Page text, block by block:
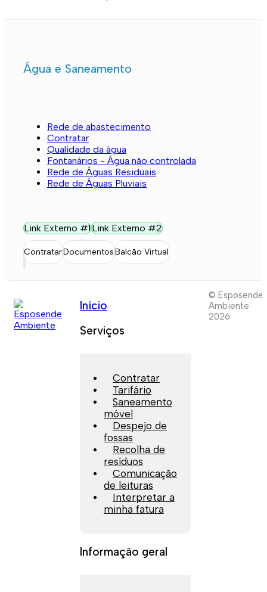
Água e Saneamento
Rede de abastecimento
Contratar
Qualidade da água
Fontanários - Água não controlada
Rede de Águas Residuais
Rede de Águas Pluviais
Link Externo #1Link Externo #2
ContratarDocumentosBalcão Virtual
Início
Serviços
Contratar
Tarifário
Saneamento
móvel
Despejo de
fossas
Recolha de
resíduos
Comunicação
de leituras
Interpretar a
minha fatura
Informação geral
© Esposende
Ambiente
2026